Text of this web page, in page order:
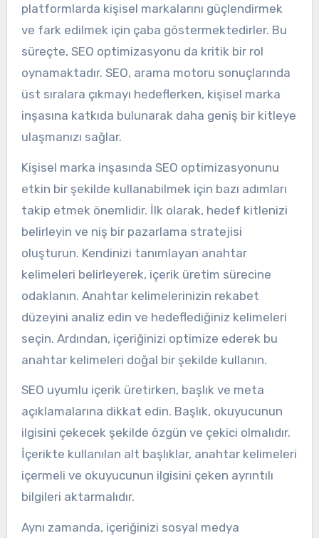
platformlarda kişisel markalarını güçlendirmek
ve fark edilmek için çaba göstermektedirler. Bu
süreçte, SEO optimizasyonu da kritik bir rol
oynamaktadır. SEO, arama motoru sonuçlarında
üst sıralara çıkmayı hedeflerken, kişisel marka
inşasına katkıda bulunarak daha geniş bir kitleye
ulaşmanızı sağlar.
Kişisel marka inşasında SEO optimizasyonunu
etkin bir şekilde kullanabilmek için bazı adımları
takip etmek önemlidir. İlk olarak, hedef kitlenizi
belirleyin ve niş bir pazarlama stratejisi
oluşturun. Kendinizi tanımlayan anahtar
kelimeleri belirleyerek, içerik üretim sürecine
odaklanın. Anahtar kelimelerinizin rekabet
düzeyini analiz edin ve hedeflediğiniz kelimeleri
seçin. Ardından, içeriğinizi optimize ederek bu
anahtar kelimeleri doğal bir şekilde kullanın.
SEO uyumlu içerik üretirken, başlık ve meta
açıklamalarına dikkat edin. Başlık, okuyucunun
ilgisini çekecek şekilde özgün ve çekici olmalıdır.
İçerikte kullanılan alt başlıklar, anahtar kelimeleri
içermeli ve okuyucunun ilgisini çeken ayrıntılı
bilgileri aktarmalıdır.
Aynı zamanda, içeriğinizi sosyal medya